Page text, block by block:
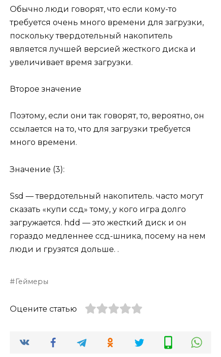
Обычно люди говорят, что если кому-то
требуется очень много времени для загрузки,
поскольку твердотельный накопитель
является лучшей версией жесткого диска и
увеличивает время загрузки.
Второе значение
Поэтому, если они так говорят, то, вероятно, он
ссылается на то, что для загрузки требуется
много времени.
Значение (3):
Ssd — твердотельный накопитель. часто могут
сказать «купи ссд» тому, у кого игра долго
загружается. hdd — это жесткий диск и он
гораздо медленнее ссд-шника, посему на нем
люди и грузятся дольше. .
Геймеры
Оцените статью